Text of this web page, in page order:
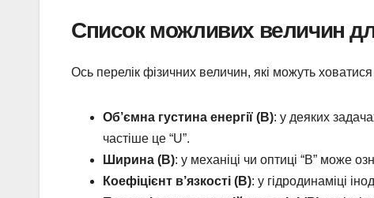
Список можливих величин
Ось перелік фізичних величин, які можуть
Об’ємна густина енергії (B): у деяких
частіше це “U”.
Ширина (B): у механіці чи оптиці “В” може
Коефіцієнт в’язкості (B): у гідродинаміці